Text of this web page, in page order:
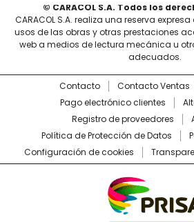
© CARACOL S.A. Todos los
CARACOL S.A. realiza una reserva
usos de las obras y otras prestaciones
web a medios de lectura mecánica u
adecuados.
Contacto Contacto Ventas
Pago electrónico clientes
Registro de proveedores
Política de Protección de Datos
Configuración de cookies